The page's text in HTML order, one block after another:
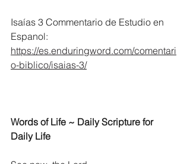
Isaías 3 Commentario de Estudio en
Espanol:
https://es.enduringword.com/comentari
o-biblico/isaias-3/
Words of Life ~ Daily Scripture for
Daily Life